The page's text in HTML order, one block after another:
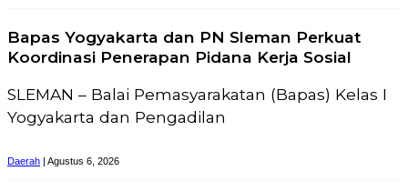
Bapas Yogyakarta dan PN Sleman Perkuat
Koordinasi Penerapan Pidana Kerja Sosial
SLEMAN – Balai Pemasyarakatan (Bapas) Kelas I
Yogyakarta dan Pengadilan
Daerah | Agustus 6, 2026